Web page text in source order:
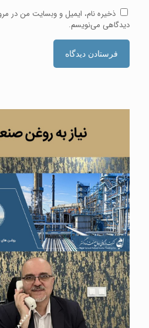
ذخیره نام، ایمیل و وبسایت من در
دیدگاهی می‌نویسم.